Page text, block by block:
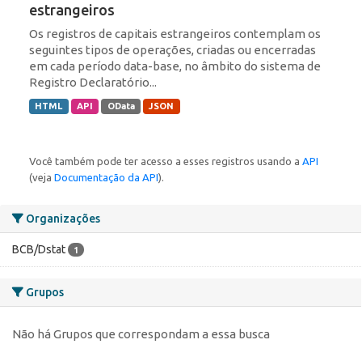
Organizações
BCB/Dstat 1
Grupos
Não há Grupos que correspondam a essa busca
estrangeiros
Os registros de capitais estrangeiros contemplam os
seguintes tipos de operações, criadas ou encerradas
em cada período data-base, no âmbito do sistema de
Registro Declaratório...
HTML API OData JSON
Você também pode ter acesso a esses registros usando a API
(veja Documentação da API).